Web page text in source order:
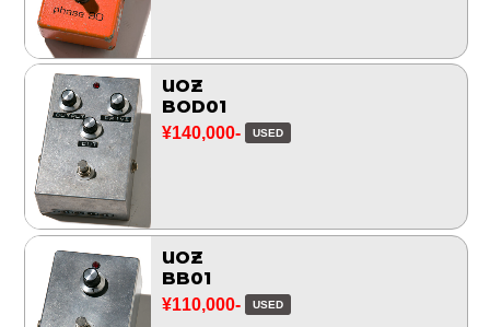
UOZ
BOD01
¥140,000- USED
UOZ
BB01
¥110,000- USED